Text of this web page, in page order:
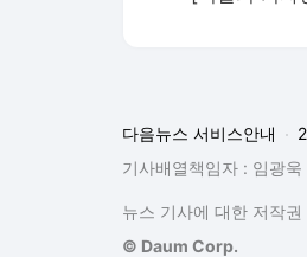
다음뉴스 서비스안내
기사배열책임자 : 임광욱
뉴스 기사에 대한 저작
© Daum Corp.